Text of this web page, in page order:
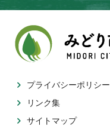
プライバシーポリシー
リンク集
サイトマップ